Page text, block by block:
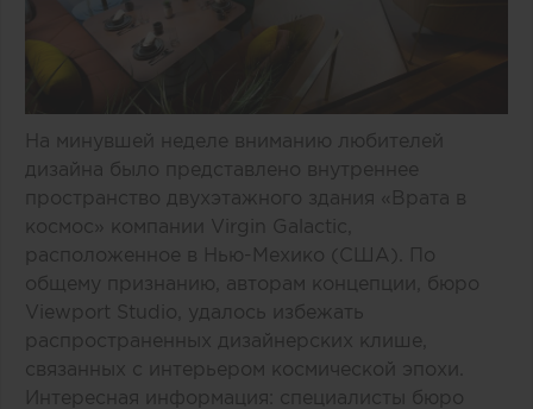
На минувшей неделе вниманию любителей
дизайна было представлено внутреннее
пространство двухэтажного здания «Врата в
космос» компании Virgin Galactic,
расположенное в Нью-Мехико (США). По
общему признанию, авторам концепции, бюро
Viewport Studio, удалось избежать
распространенных дизайнерских клише,
связанных с интерьером космической эпохи.
Интересная информация: специалисты бюро